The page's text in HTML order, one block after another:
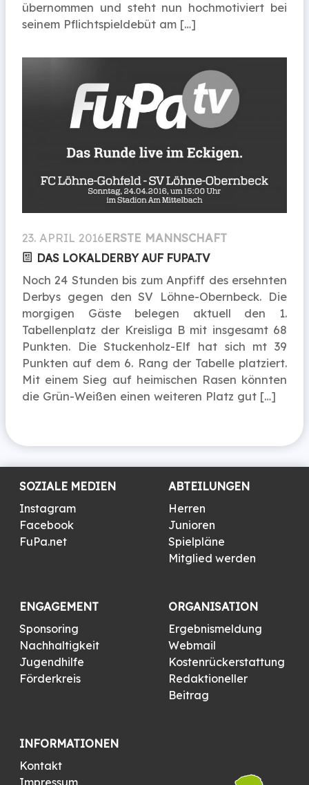
übernommen und steht nun hochmotiviert bei
seinem Pflichtspieldebüt am […]
23. APRIL 2016ERSTE MANNSCHAFT
DAS LOKALDERBY AUF FUPA.TV
Noch 24 Stunden bis zum Anpfiff des ersehnten
Derbys gegen den SV Löhne-Obernbeck. Die
morgigen Gäste belegen aktuell den 1.
Tabellenplatz der Kreisliga B mit insgesamt 68
Punkten. Die Stuckenholz-Elf hat sich mt 39
Punkten auf dem 6. Rang der Tabelle platziert.
Mit einem Sieg auf heimischen Rasen könnten
die Grün-Weißen einen weiteren Platz gut […]
SOZIALE MEDIEN
Instagram
Facebook
FuPa.net
ABTEILUNGEN
Herren
Junioren
Spielpläne
Mitglied werden
ENGAGEMENT
Sponsoring
Nachhaltigkeit
Jugendhilfe
Förderkreis
ORGANISATION
Ergebnismeldung
Webmail
Kostenrückerstattung
Redaktioneller
Beitrag
INFORMATIONEN
Kontakt
Impressum